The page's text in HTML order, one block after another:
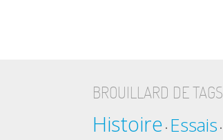
BROUILLARD DE TAGS
Histoire • Essais •